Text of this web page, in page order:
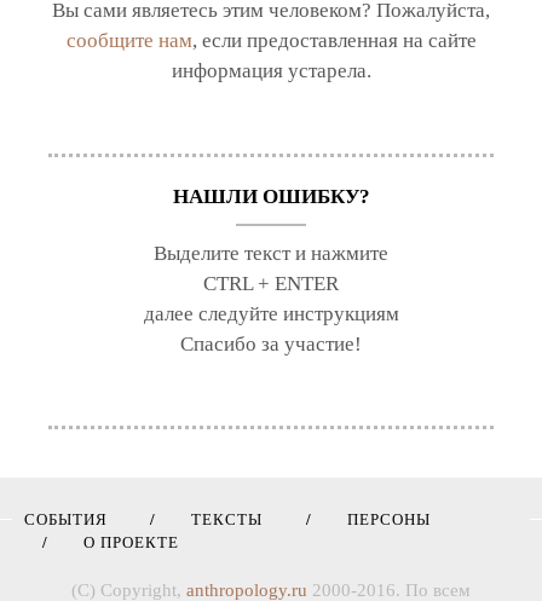
Вы сами являетесь этим человеком? Пожалуйста,
сообщите нам, если предоставленная на сайте
информация устарела.
НАШЛИ ОШИБКУ?
Выделите текст и нажмите
CTRL + ENTER
далее следуйте инструкциям
Спасибо за участие!
СОБЫТИЯ ТЕКСТЫ
ПЕРСОНЫ
О ПРОЕКТЕ
(C) Copyright, anthropology.ru 2000-2016. По всем